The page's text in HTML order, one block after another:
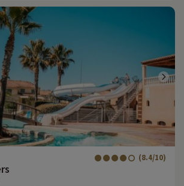
(8.4/10)